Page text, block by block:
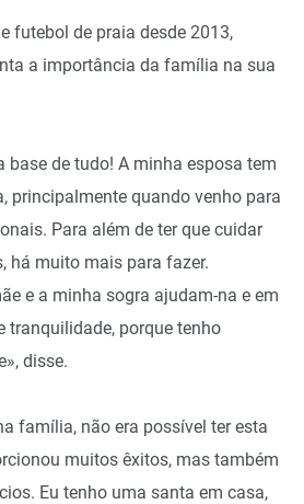
futebol de praia desde 2013,
a importância da família na sua
base de tudo! A minha esposa tem
principalmente quando venho para
Para além de ter que cuidar
há muito mais para fazer.
e a minha sogra ajudam-na e em
tranquilidade, porque tenho
disse.
família, não era possível ter esta
muitos êxitos, mas também
Eu tenho uma santa em casa,